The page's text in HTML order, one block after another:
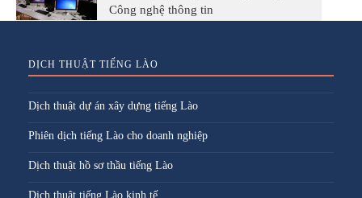
Công nghệ thông tin
DỊCH THUẬT TIẾNG LÀO
Dịch thuật dự án xây dựng tiếng Lào
Phiên dịch tiếng Lào cho doanh nghiệp
Dịch thuật hồ sơ thầu tiếng Lào
Dịch thuật tiếng Lào kinh tế